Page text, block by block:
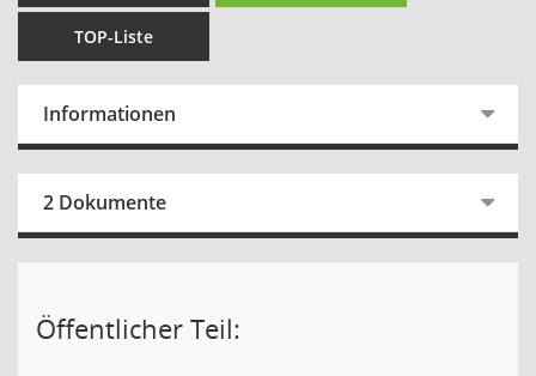
TOP-Liste
Informationen
2 Dokumente
Öffentlicher Teil: